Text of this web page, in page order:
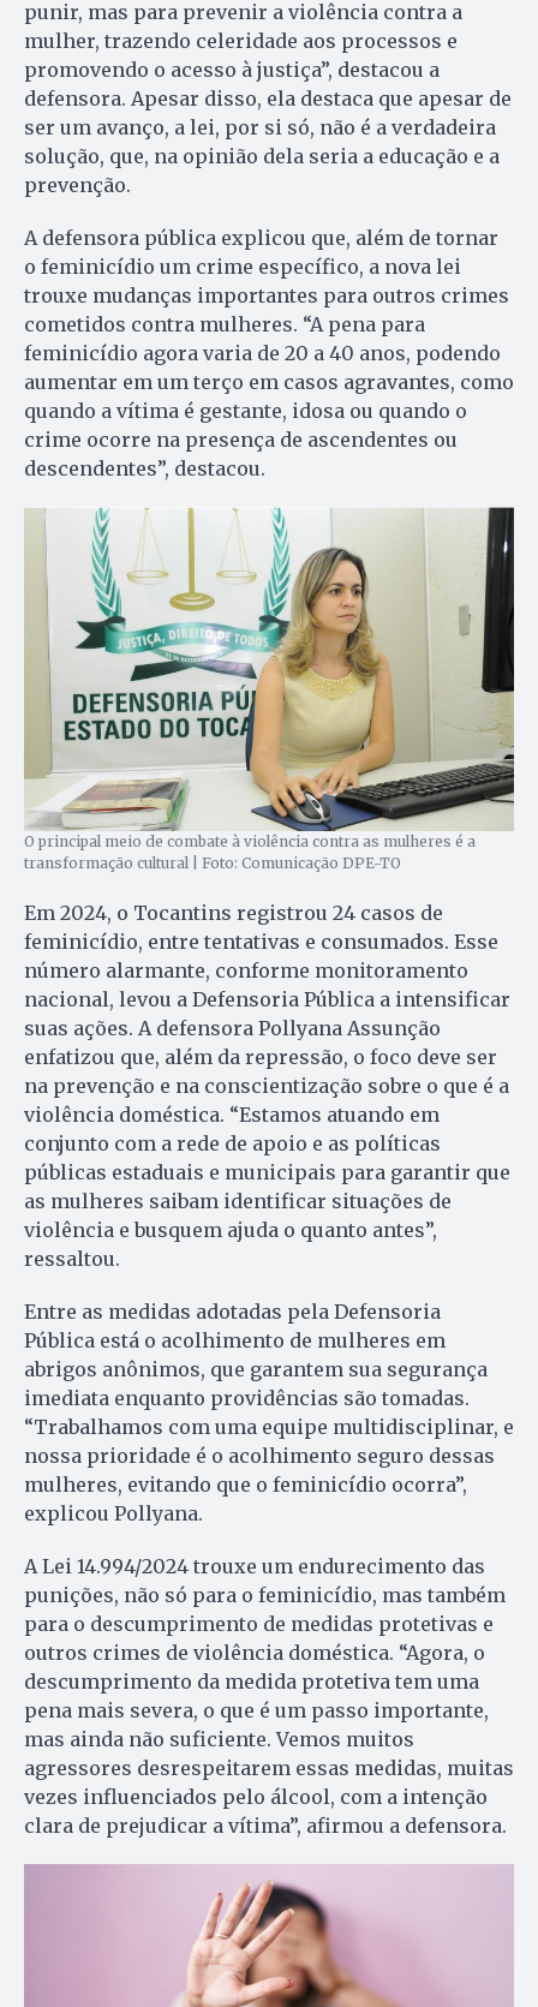
punir, mas para prevenir a violência contra a
mulher, trazendo celeridade aos processos e
promovendo o acesso à justiça”, destacou a
defensora. Apesar disso, ela destaca que apesar de
ser um avanço, a lei, por si só, não é a verdadeira
solução, que, na opinião dela seria a educação e a
prevenção.
A defensora pública explicou que, além de tornar
o feminicídio um crime específico, a nova lei
trouxe mudanças importantes para outros crimes
cometidos contra mulheres. “A pena para
feminicídio agora varia de 20 a 40 anos, podendo
aumentar em um terço em casos agravantes, como
quando a vítima é gestante, idosa ou quando o
crime ocorre na presença de ascendentes ou
descendentes”, destacou.
O principal meio de combate à violência contra as mulheres é a
transformação cultural | Foto: Comunicação DPE-TO
Em 2024, o Tocantins registrou 24 casos de
feminicídio, entre tentativas e consumados. Esse
número alarmante, conforme monitoramento
nacional, levou a Defensoria Pública a intensificar
suas ações. A defensora Pollyana Assunção
enfatizou que, além da repressão, o foco deve ser
na prevenção e na conscientização sobre o que é a
violência doméstica. “Estamos atuando em
conjunto com a rede de apoio e as políticas
públicas estaduais e municipais para garantir que
as mulheres saibam identificar situações de
violência e busquem ajuda o quanto antes”,
ressaltou.
Entre as medidas adotadas pela Defensoria
Pública está o acolhimento de mulheres em
abrigos anônimos, que garantem sua segurança
imediata enquanto providências são tomadas.
“Trabalhamos com uma equipe multidisciplinar, e
nossa prioridade é o acolhimento seguro dessas
mulheres, evitando que o feminicídio ocorra”,
explicou Pollyana.
A Lei 14.994/2024 trouxe um endurecimento das
punições, não só para o feminicídio, mas também
para o descumprimento de medidas protetivas e
outros crimes de violência doméstica. “Agora, o
descumprimento da medida protetiva tem uma
pena mais severa, o que é um passo importante,
mas ainda não suficiente. Vemos muitos
agressores desrespeitarem essas medidas, muitas
vezes influenciados pelo álcool, com a intenção
clara de prejudicar a vítima”, afirmou a defensora.